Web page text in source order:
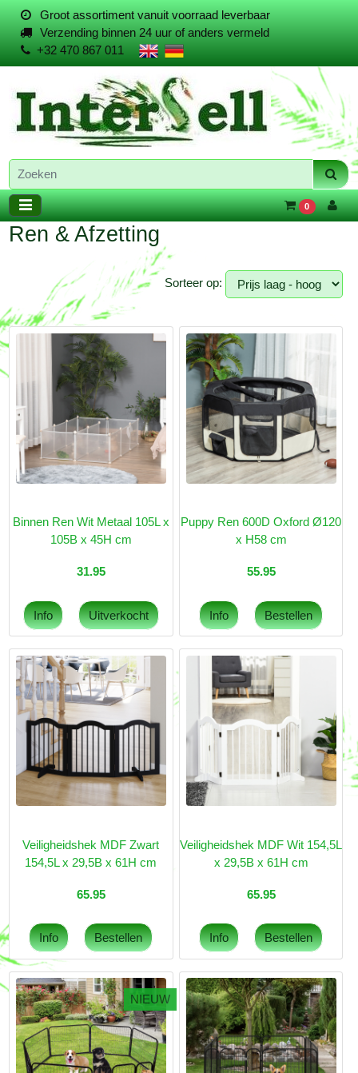
Groot assortiment vanuit voorraad leverbaar
Verzending binnen 24 uur of anders vermeld
+32 470 867 011
0
Ren & Afzetting
Sorteer op:
Binnen Ren Wit Metaal 105L x
105B x 45H cm
31.95
Puppy Ren 600D Oxford Ø120
x H58 cm
55.95
Veiligheidshek MDF Zwart
154,5L x 29,5B x 61H cm
65.95
Veiligheidshek MDF Wit 154,5L
x 29,5B x 61H cm
65.95
NIEUW